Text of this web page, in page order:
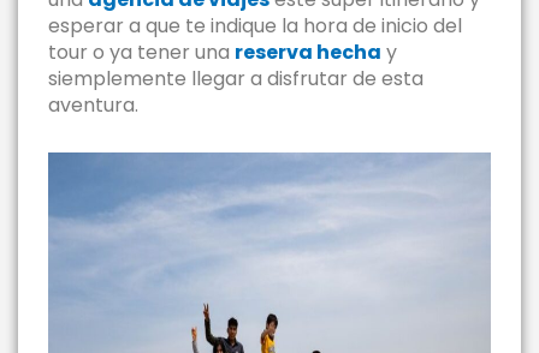
esperar a que te indique la hora de inicio del
tour o ya tener una reserva hecha y
siemplemente llegar a disfrutar de esta
aventura.